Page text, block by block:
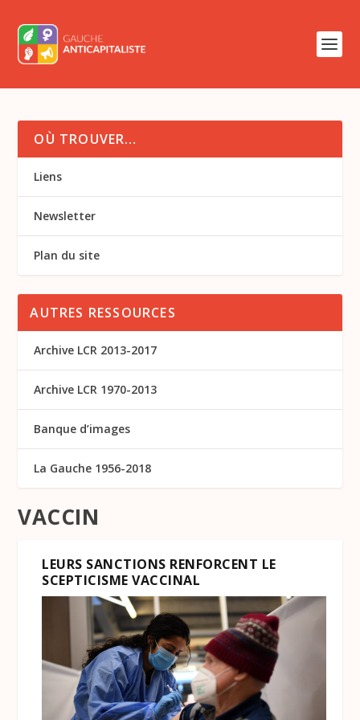
VACCIN
LEURS SANCTIONS RENFORCENT LE
SCEPTICISME VACCINAL
OÙ TROUVER…
Liens
Newsletter
Plan du site
AUTRES RESSOURCES
Archive LCR 2013-2017
Archive LCR 1970-2013
Banque d’images
La Gauche 1956-2018